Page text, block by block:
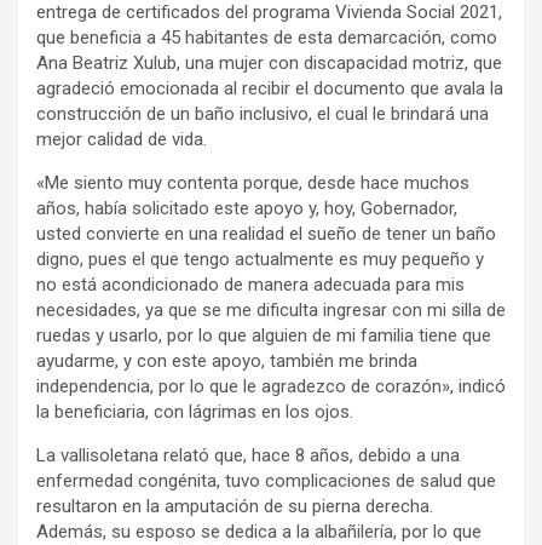
entrega de certificados del programa Vivienda Social 2021,
que beneficia a 45 habitantes de esta demarcación, como
Ana Beatriz Xulub, una mujer con discapacidad motriz, que
agradeció emocionada al recibir el documento que avala la
construcción de un baño inclusivo, el cual le brindará una
mejor calidad de vida.
«Me siento muy contenta porque, desde hace muchos
años, había solicitado este apoyo y, hoy, Gobernador,
usted convierte en una realidad el sueño de tener un baño
digno, pues el que tengo actualmente es muy pequeño y
no está acondicionado de manera adecuada para mis
necesidades, ya que se me dificulta ingresar con mi silla de
ruedas y usarlo, por lo que alguien de mi familia tiene que
ayudarme, y con este apoyo, también me brinda
independencia, por lo que le agradezco de corazón», indicó
la beneficiaria, con lágrimas en los ojos.
La vallisoletana relató que, hace 8 años, debido a una
enfermedad congénita, tuvo complicaciones de salud que
resultaron en la amputación de su pierna derecha.
Además, su esposo se dedica a la albañilería, por lo que